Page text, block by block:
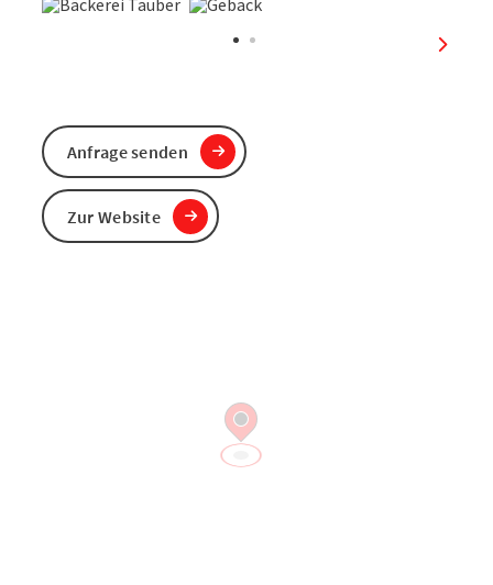
Copyright öffnenCopyright öffnen
Anfrage senden
Zur Website